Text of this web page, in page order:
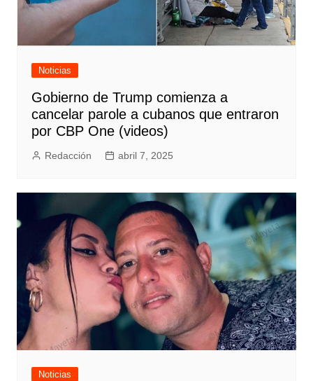
Noticias
Gobierno de Trump comienza a
cancelar parole a cubanos que entraron
por CBP One (videos)
Redacción abril 7, 2025
Noticias